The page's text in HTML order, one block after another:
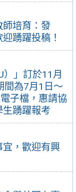
師培育：發
踴躍投稿！
」訂於11月
間為7月1日～
子檔，惠請協
踴躍報考
宜，歡迎有興